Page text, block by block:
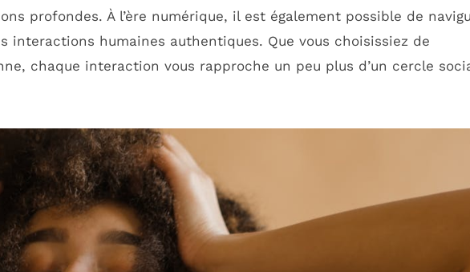
profondes. À l’ère numérique, il est également possible de
interactions humaines authentiques. Que vous choisissiez de
chaque interaction vous rapproche un peu plus d’un cercle